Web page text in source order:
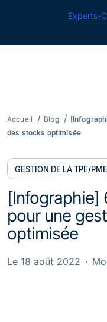
Experts-
Accueil Blog
des stocks optimisée
GESTION DE LA TPE/PME
[Infographie]
pour une
optimisée
Le 18 août 2022